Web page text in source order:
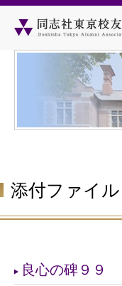
添付ファイル
良心の碑９９